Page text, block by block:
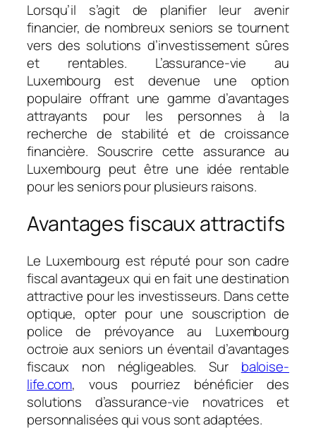
Lorsqu’il s’agit de planifier leur avenir
financier, de nombreux seniors se tournent
vers des solutions d’investissement sûres
et rentables. L’assurance-vie au
Luxembourg est devenue une option
populaire offrant une gamme d’avantages
attrayants pour les personnes à la
recherche de stabilité et de croissance
financière. Souscrire cette assurance au
Luxembourg peut être une idée rentable
pour les seniors pour plusieurs raisons.
Avantages fiscaux attractifs
Le Luxembourg est réputé pour son cadre
fiscal avantageux qui en fait une destination
attractive pour les investisseurs. Dans cette
optique, opter pour une souscription de
police de prévoyance au Luxembourg
octroie aux seniors un éventail d’avantages
fiscaux non négligeables. Sur baloise-
life.com, vous pourriez bénéficier des
solutions d’assurance-vie novatrices et
personnalisées qui vous sont adaptées.